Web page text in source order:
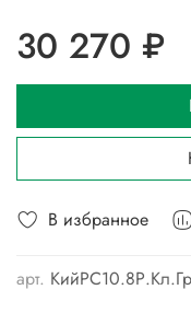
В избранное
арт.
30 270 ₽